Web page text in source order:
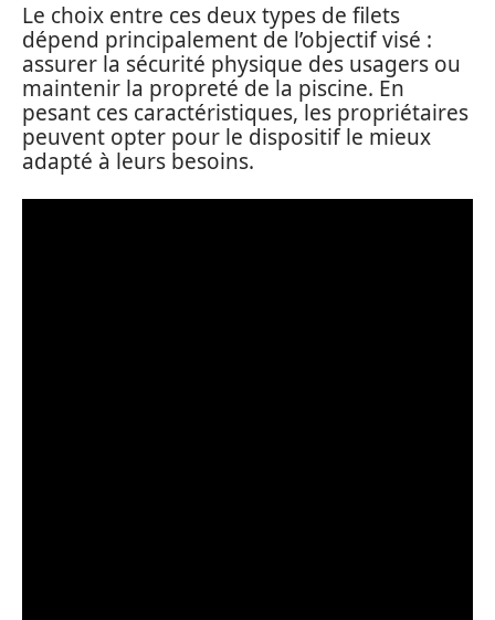
Le choix entre ces deux types de filets
dépend principalement de l’objectif visé :
assurer la sécurité physique des usagers ou
maintenir la propreté de la piscine. En
pesant ces caractéristiques, les propriétaires
peuvent opter pour le dispositif le mieux
adapté à leurs besoins.